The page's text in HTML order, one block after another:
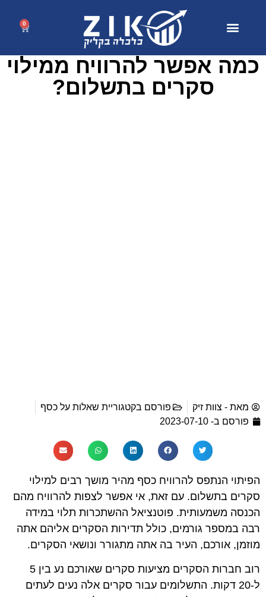
0
כמה אפשר להרוויח ממילוי
סקרים בתשלום?
מאת - צוות זיק פורסם בקטגוריית שאלות על כסף
פורסם ב- 2023-07-10
הפיתוי הנתפס להרוויח כסף מהיר מושך רבים למילוי
סקרים בתשלום. עם זאת, אי אפשר לצפות להרוויח מהם
הכנסה משמעותית. פוטנציאל ההשתכרות תלוי במידה
רבה במספר גורמים, כולל תדירות הסקרים אליהם אתה
מוזמן, אורכם, העיר בה אתה מתגורר ונושאי הסקרים.
רוב חברות הסקרים מציעות סקרים שאורכם נע בין 5
ל-20 דקות. התשלומים עבור סקרים אלה נעים לעתים